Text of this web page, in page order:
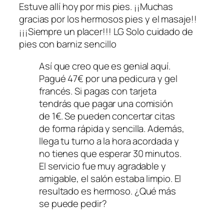
Estuve allí hoy por mis pies. ¡¡Muchas
gracias por los hermosos pies y el masaje!!
¡¡¡Siempre un placer!!! LG Solo cuidado de
pies con barniz sencillo
Así que creo que es genial aquí.
Pagué 47€ por una pedicura y gel
francés. Si pagas con tarjeta
tendrás que pagar una comisión
de 1€. Se pueden concertar citas
de forma rápida y sencilla. Además,
llega tu turno a la hora acordada y
no tienes que esperar 30 minutos.
El servicio fue muy agradable y
amigable, el salón estaba limpio. El
resultado es hermoso. ¿Qué más
se puede pedir?